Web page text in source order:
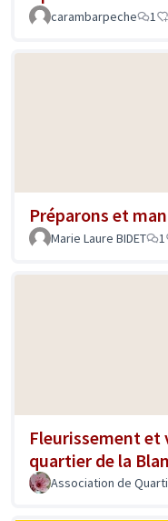
carambarpeche
1
Préparons et
Marie Laure BIDET
1
Fleurissement et
quartier de la
Association de